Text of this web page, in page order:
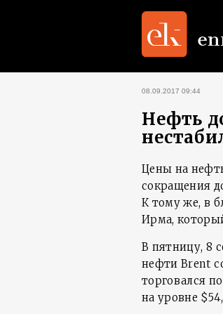
08.09.2017 09:44
Нефть
Цены на
сокращения
К тому же, в
Ирма,
В пятницу, 8
нефти Brent
торговался
на уровне